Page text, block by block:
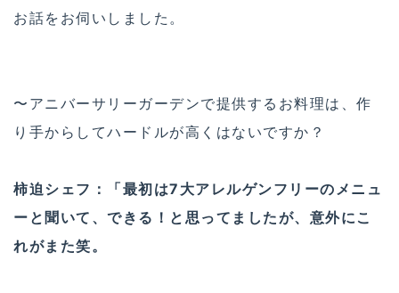
お話をお伺いしました。
〜アニバーサリーガーデンで提供するお料理は、作
り手からしてハードルが高くはないですか？
柿迫シェフ：「最初は7大アレルゲンフリーのメニュ
ーと聞いて、できる！と思ってましたが、意外にこ
れがまた笑。